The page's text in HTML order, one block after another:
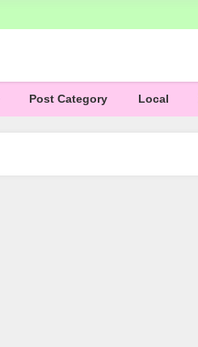
Post Category Local